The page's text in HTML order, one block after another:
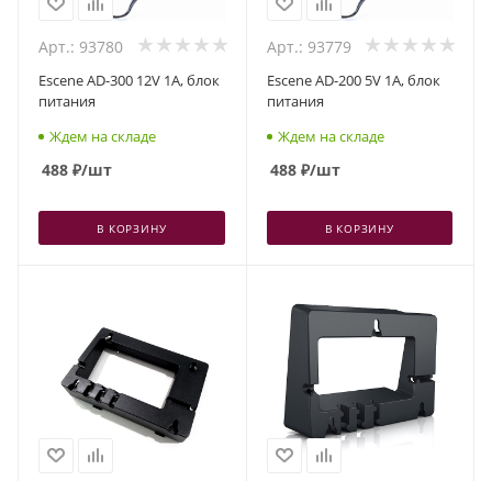
Арт.: 93780
Escene AD-300 12V 1A, блок
питания
Ждем на складе
488 ₽/шт
В КОРЗИНУ
Арт.: 93779
Escene AD-200 5V 1A, блок
питания
Ждем на складе
488₽/шт
В КОРЗИНУ